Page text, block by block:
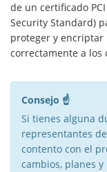
de un certificado
Security Standard)
proteger y encriptar
correctamente a los
Consejo ☝️
Si tienes alguna
representantes
contento con el
cambios, planes